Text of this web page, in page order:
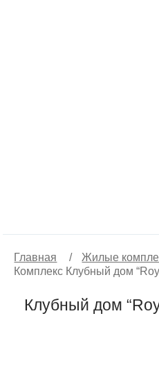
Главная / Жилые
Комплекс Клубный дом
Клубный дом